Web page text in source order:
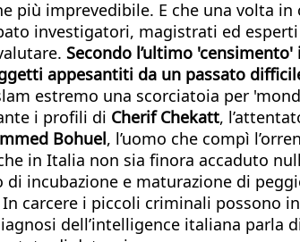
più imprevedibile. E che una volta
investigatori, magistrati ed
Secondo l’ultimo
appesantiti da un passato
estremo una scorciatoia per
i profili di Cherif Chekatt,
Bohuel, l’uomo che compì
in Italia non sia finora accaduto
incubazione e maturazione di
In carcere i piccoli criminali
dell’intelligence italiana